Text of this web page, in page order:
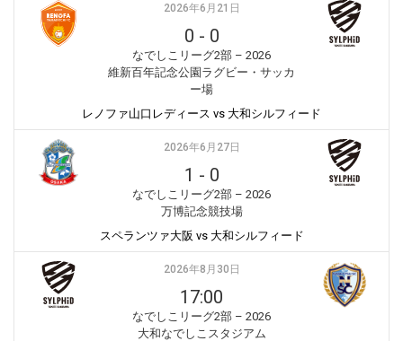
2026年6月21日
0 - 0
なでしこリーグ2部 – 2026
維新百年記念公園ラグビー・サッカ
ー場
レノファ山口レディース vs 大和シルフィード
2026年6月27日
1 - 0
なでしこリーグ2部 – 2026
万博記念競技場
スペランツァ大阪 vs 大和シルフィード
2026年8月30日
17:00
なでしこリーグ2部 – 2026
大和なでしこスタジアム